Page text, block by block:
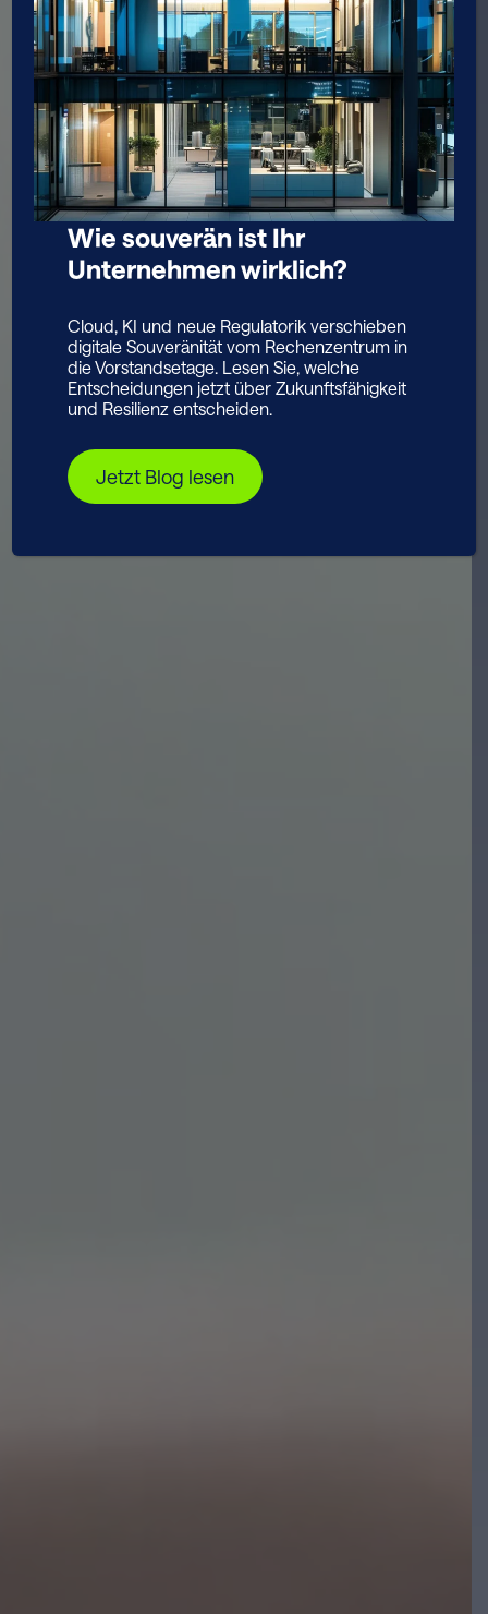
Wie souverän ist Ihr
Unternehmen wirklich?
Cloud, KI und neue Regulatorik verschieben
digitale Souveränität vom Rechenzentrum in
die Vorstandsetage. Lesen Sie, welche
Entscheidungen jetzt über Zukunftsfähigkeit
und Resilienz entscheiden.
Jetzt Blog lesen